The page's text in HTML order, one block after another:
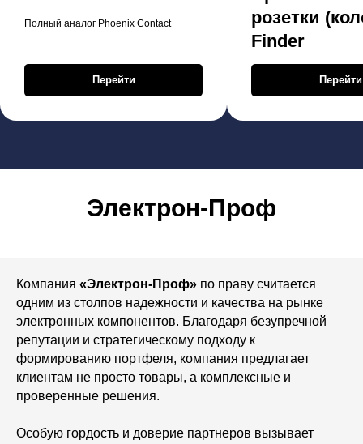
Полный аналог Phoenix Contact
Перейти
розетки
Finder
Перейти
Электрон-Проф
Компания «Электрон-Проф» по праву считается
одним из столпов надежности и качества на рынке
электронных компонентов. Благодаря безупречной
репутации и стратегическому подходу к
формированию портфеля, компания предлагает
клиентам не просто товары, а комплексные и
проверенные решения.
Особую гордость и доверие партнеров вызывает